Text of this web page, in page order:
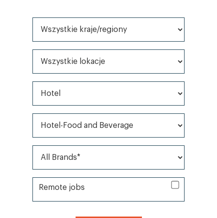
Wszystkie kraje/regiony
Wszystkie lokacje
Remote jobs
Remote jobs